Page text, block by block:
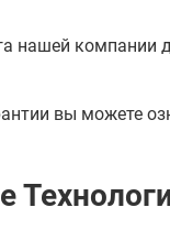
нашей компании
вы можете